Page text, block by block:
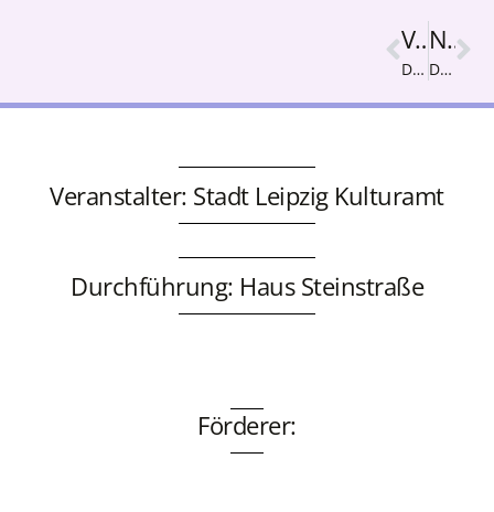
Vorige
Das Kolosseum
Nächster
Das goldene Herz
Veranstalter: Stadt Leipzig Kulturamt
Durchführung: Haus Steinstraße
Förderer: